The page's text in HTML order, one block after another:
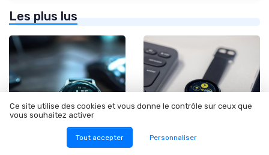
Les plus lus
Ce site utilise des cookies et vous donne le contrôle sur ceux que
vous souhaitez activer
Tout accepter Personnaliser